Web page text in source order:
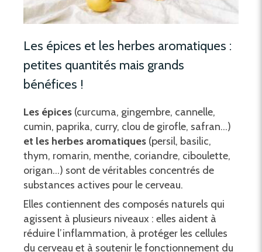
Les épices et les herbes aromatiques :
petites quantités mais grands
bénéfices !
Les épices (curcuma, gingembre, cannelle,
cumin, paprika, curry, clou de girofle, safran…)
et les herbes aromatiques (persil, basilic,
thym, romarin, menthe, coriandre, ciboulette,
origan…) sont de véritables concentrés de
substances actives pour le cerveau.
Elles contiennent des composés naturels qui
agissent à plusieurs niveaux : elles aident à
réduire l’inflammation, à protéger les cellules
du cerveau et à soutenir le fonctionnement du